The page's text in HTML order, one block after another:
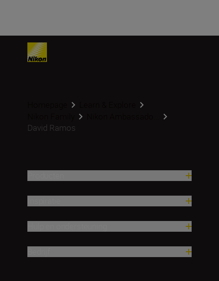
David Ramos